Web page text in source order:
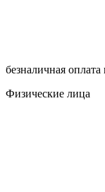
безналичная
Физические лица